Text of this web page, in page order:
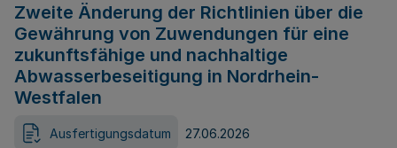
Zweite Änderung der Richtlinien über die
Gewährung von Zuwendungen für eine
zukunftsfähige und nachhaltige
Abwasserbeseitigung in Nordrhein-
Westfalen
Ausfertigungsdatum 27.06.2026